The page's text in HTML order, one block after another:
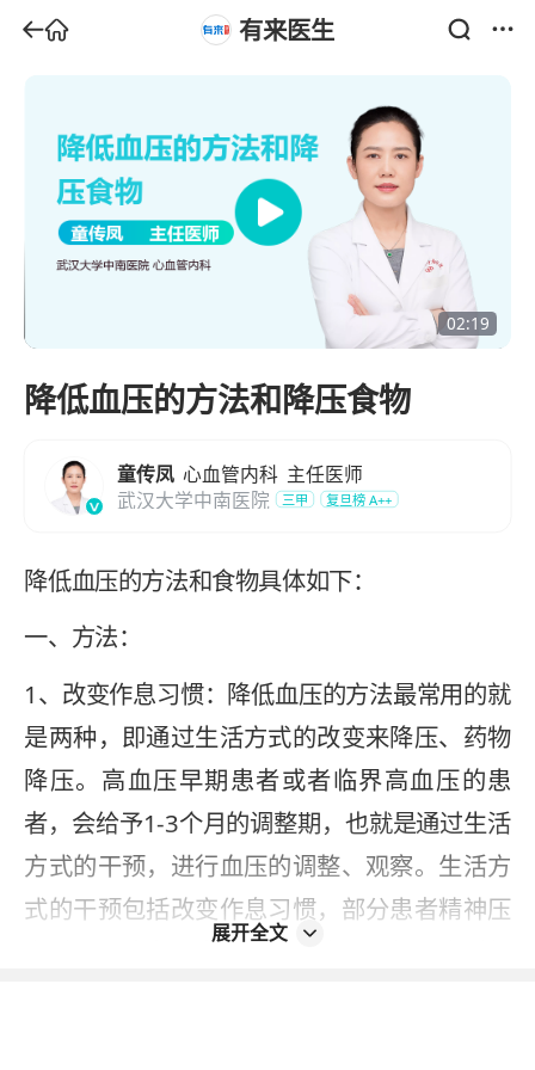
有来医生
02:19
降低血压的方法和降压食物
童传凤 心血管内科 主任医师
武汉大学中南医院
三甲 复旦榜A++
降低血压的方法和食物具体如下：
一、方法：
1、改变作息习惯：降低血压的方法最常用的就
是两种，即通过生活方式的改变来降压、药物
降压。高血压早期患者或者临界高血压的患
者，会给予1-3个月的调整期，也就是通过生活
方式的干预，进行血压的调整、观察。生活方
式的干预包括改变作息习惯，部分患者精神压
力过重，或者是喜欢熬夜、晚睡早起，会引起
展开全文